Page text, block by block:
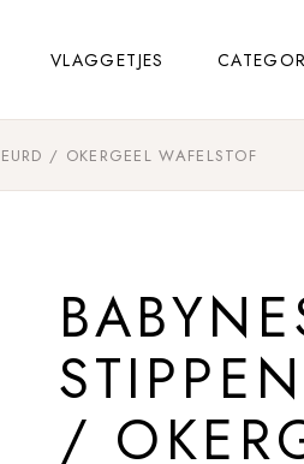
VLAGGETJES
/ OKERGEEL WAFELSTOF
/